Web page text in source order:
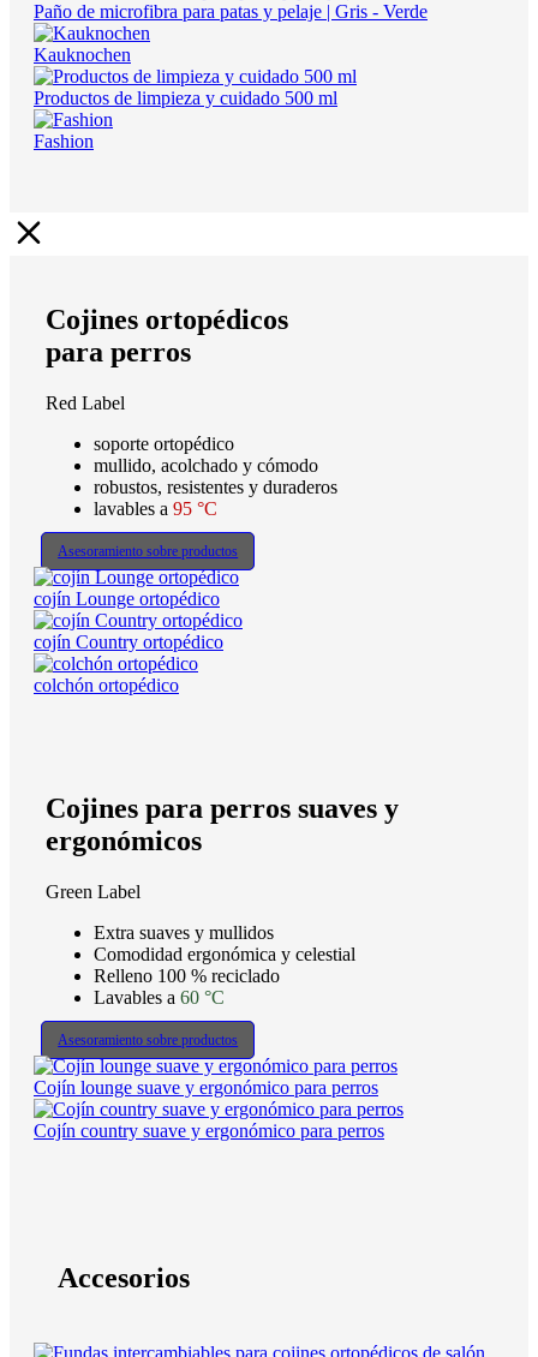
Paño de microfibra para patas y pelaje | Gris - Verde
Kauknochen
Productos de limpieza y cuidado 500 ml
Fashion
Cojines ortopédicos
para perros
Red Label
soporte ortopédico
mullido, acolchado y cómodo
robustos, resistentes y duraderos
lavables a 95 °C
Asesoramiento sobre productos
cojín Lounge ortopédico
cojín Country ortopédico
colchón ortopédico
Cojines para perros suaves y
ergonómicos
Green Label
Extra suaves y mullidos
Comodidad ergonómica y celestial
Relleno 100 % reciclado
Lavables a 60 °C
Asesoramiento sobre productos
Cojín lounge suave y ergonómico para perros
Cojín country suave y ergonómico para perros
Accesorios